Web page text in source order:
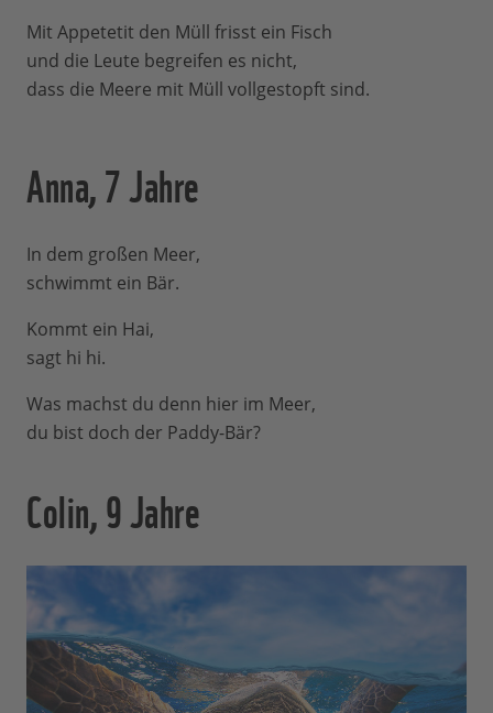
Mit Appetetit den Müll frisst ein Fisch
und die Leute begreifen es nicht,
dass die Meere mit Müll vollgestopft sind.
Anna, 7 Jahre
In dem großen Meer,
schwimmt ein Bär.
Kommt ein Hai,
sagt hi hi.
Was machst du denn hier im Meer,
du bist doch der Paddy-Bär?
Colin, 9 Jahre